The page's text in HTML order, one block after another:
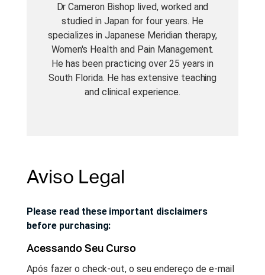
Dr Cameron Bishop lived, worked and
studied in Japan for four years. He
specializes in Japanese Meridian therapy,
Women's Health and Pain Management.
He has been practicing over 25 years in
South Florida. He has extensive teaching
and clinical experience.
Aviso Legal
Please read these important disclaimers
before purchasing:
Acessando Seu Curso
Após fazer o check-out, o seu endereço de e-mail